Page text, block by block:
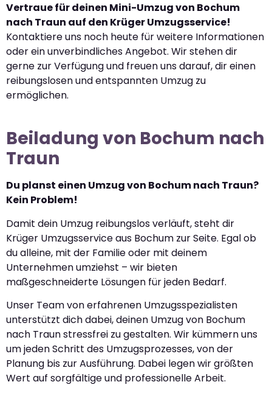
Vertraue für deinen Mini-Umzug von Bochum
nach Traun auf den Krüger Umzugsservice!
Kontaktiere uns noch heute für weitere Informationen
oder ein unverbindliches Angebot. Wir stehen dir
gerne zur Verfügung und freuen uns darauf, dir einen
reibungslosen und entspannten Umzug zu
ermöglichen.
Beiladung von Bochum nach
Traun
Du planst einen Umzug von Bochum nach Traun?
Kein Problem!
Damit dein Umzug reibungslos verläuft, steht dir
Krüger Umzugsservice aus Bochum zur Seite. Egal ob
du alleine, mit der Familie oder mit deinem
Unternehmen umziehst – wir bieten
maßgeschneiderte Lösungen für jeden Bedarf.
Unser Team von erfahrenen Umzugsspezialisten
unterstützt dich dabei, deinen Umzug von Bochum
nach Traun stressfrei zu gestalten. Wir kümmern uns
um jeden Schritt des Umzugsprozesses, von der
Planung bis zur Ausführung. Dabei legen wir größten
Wert auf sorgfältige und professionelle Arbeit.